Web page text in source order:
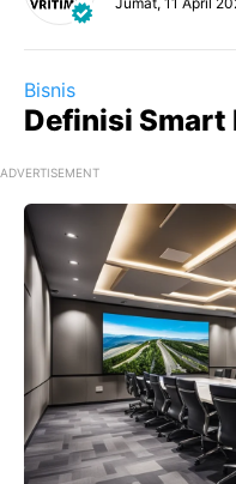
Bisnis
Definisi Smart
ADVERTISEMENT